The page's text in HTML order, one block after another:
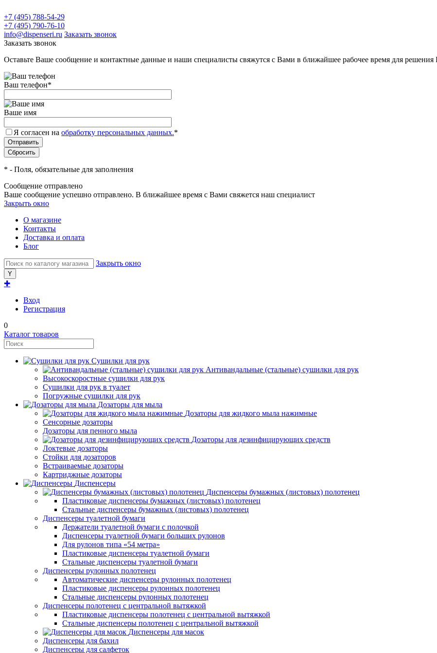
+7 (495) 788-54-29
+7 (495) 790-76-10
info@dispenseri.ru Заказать звонок
Заказать звонок
Оставьте Ваше сообщение и контактные данные и наши специалисты свяжутся с Вами в ближайшее рабочее время для решения
Ваш телефон*
Ваше имя
Я согласен на обработку персональных данных.*
* - Поля, обязательные для заполнения
Сообщение отправлено
Ваше сообщение успешно отправлено. В ближайшее время с Вами свяжется наш специалист
Закрыть окно
О магазине
Контакты
Доставка и оплата
Блог
Закрыть окно
✚
Вход
Регистрация
0
Каталог товаров
Сушилки для рук
Антивандальные (стальные) сушилки для рук
Высокоскоростные сушилки для рук
Сушилки для рук в туалет
Погружные сушилки для рук
Дозаторы для мыла
Дозаторы для жидкого мыла нажимные
Сенсорные дозаторы
Дозаторы для пенного мыла
Дозаторы для дезинфицирующих средств
Локтевые дозаторы
Стойки для дозаторов
Встраиваемые дозаторы
Картриджные дозаторы
Диспенсеры
Диспенсеры бумажных (листовых) полотенец
Пластиковые диспенсеры бумажных (листовых) полотенец
Стальные диспенсеры бумажных (листовых) полотенец
Диспенсеры туалетной бумаги
Держатели туалетной бумаги с полочкой
Диспенсеры туалетной бумаги больших рулонов
Для рулонов типа «54 метра»
Пластиковые диспенсеры туалетной бумаги
Стальные диспенсеры туалетной бумаги
Диспенсеры рулонных полотенец
Автоматические диспенсеры рулонных полотенец
Пластиковые диспенсеры рулонных полотенец
Стальные диспенсеры рулонных полотенец
Диспенсеры полотенец с центральной вытяжкой
Пластиковые диспенсеры полотенец с центральной вытяжкой
Стальные диспенсеры полотенец с центральной вытяжкой
Диспенсеры для масок
Диспенсеры для бахил
Диспенсеры для салфеток